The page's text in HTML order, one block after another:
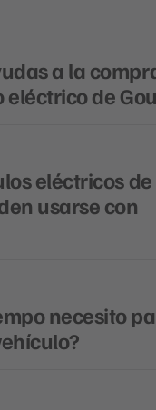
a la
eléctrico de
eléctricos de
usarse con
necesito